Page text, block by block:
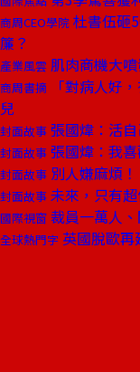
商周CEO學院 杜書伍砸
簾？
產業風雲 肌肉商機大
商周書摘
「對病人好
兒
封面故事 張國煒：活
封面故事 張國煒：我
封面故事 別人嫌麻煩
封面故事 未來，只有
國際視窗 裁員一萬人
全球熱門字 英國脫歐